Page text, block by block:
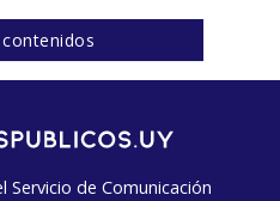
de Comunicación